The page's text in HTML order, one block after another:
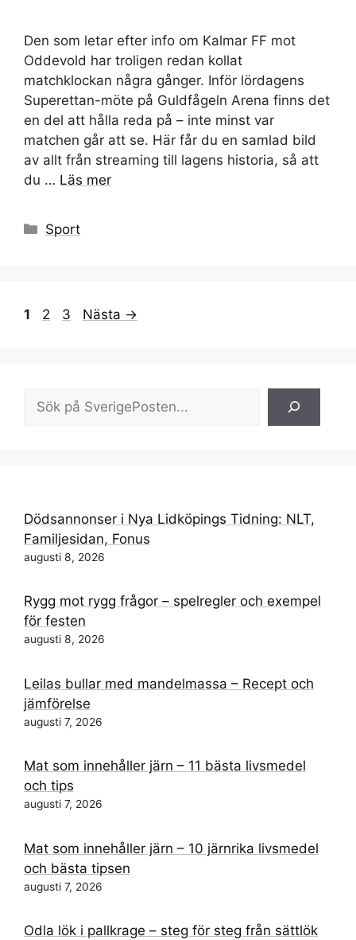
Den som letar efter info om Kalmar FF mot
Oddevold har troligen redan kollat
matchklockan några gånger. Inför lördagens
Superettan-möte på Guldfågeln Arena finns det
en del att hålla reda på – inte minst var
matchen går att se. Här får du en samlad bild
av allt från streaming till lagens historia, så att
du … Läs mer
Kategorier
Sport
Sida
1 Sida
2 Sida
3 Nästa →
Dödsannonser i Nya Lidköpings Tidning: NLT,
Familjesidan, Fonus
augusti 8, 2026
Rygg mot rygg frågor – spelregler och exempel
för festen
augusti 8, 2026
Leilas bullar med mandelmassa – Recept och
jämförelse
augusti 7, 2026
Mat som innehåller järn – 11 bästa livsmedel
och tips
augusti 7, 2026
Mat som innehåller järn – 10 järnrika livsmedel
och bästa tipsen
augusti 7, 2026
Odla lök i pallkrage – steg för steg från sättlök